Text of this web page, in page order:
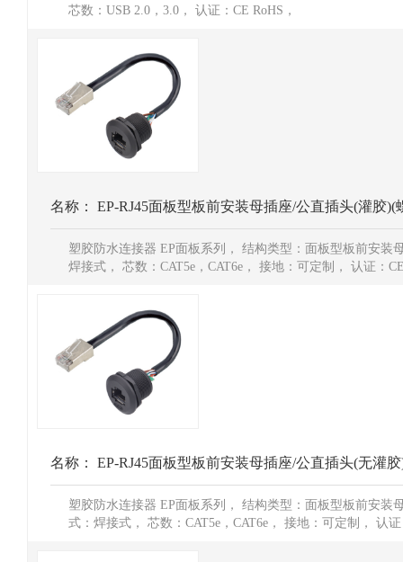
芯数：USB 2.0，3.0， 认证：CE RoHS，
名称： EP-RJ45面板型板前安装母插座/公直插头(灌胶)(
塑胶防水连接器 EP面板系列， 结构类型：面板型板前安装
焊接式， 芯数：CAT5e，CAT6e， 接地：可定制， 认证：
名称： EP-RJ45面板型板前安装母插座/公直插头(无灌
塑胶防水连接器 EP面板系列， 结构类型：面板型板前安装
式：焊接式， 芯数：CAT5e，CAT6e， 接地：可定制， 认